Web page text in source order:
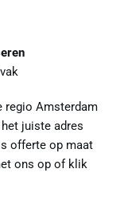
regio Amsterdam
juiste adres
offerte op maat
ons op of klik